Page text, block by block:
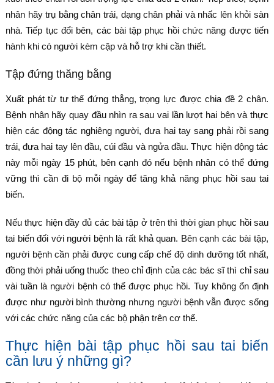
nhân hãy trụ bằng chân trái, dạng chân phải và nhấc lên khỏi sàn
nhà. Tiếp tục đổi bên, các bài tập phục hồi chức năng được tiến
hành khi có người kèm cặp và hỗ trợ khi cần thiết.
Tập đứng thăng bằng
Xuất phát từ tư thế đứng thẳng, trọng lực được chia đề 2 chân.
Bệnh nhân hãy quay đầu nhìn ra sau vai lần lượt hai bên và thực
hiện các động tác nghiêng người, đưa hai tay sang phải rồi sang
trái, đưa hai tay lên đầu, cúi đầu và ngửa đầu. Thực hiện động tác
này mỗi ngày 15 phút, bên cạnh đó nếu bệnh nhân có thể đứng
vững thì cần đi bộ mỗi ngày để tăng khả năng phục hồi sau tai
biến.
Nếu thực hiện đầy đủ các bài tập ở trên thì thời gian phục hồi sau
tai biến đối với người bệnh là rất khả quan. Bên cạnh các bài tập,
người bệnh cần phải được cung cấp chế độ dinh dưỡng tốt nhất,
đồng thời phải uống thuốc theo chỉ định của các bác sĩ thì chỉ sau
vài tuần là người bệnh có thể được phục hồi. Tuy không ổn định
được như người bình thường nhưng người bệnh vẫn được sống
với các chức năng của các bộ phận trên cơ thể.
Thực hiện bài tập phục hồi sau tai biến
cần lưu ý những gì?